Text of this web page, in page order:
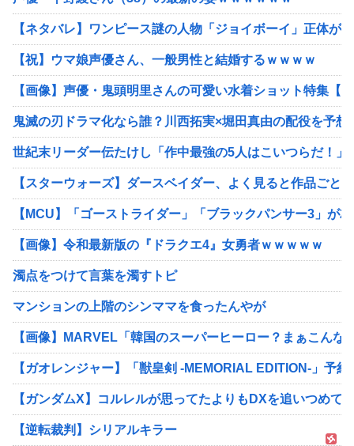
【ネタバレ】ワンピース謎の人物「ジョイボーイ」正体が
【祝】ウマ娘声優さん、一般男性と結婚するｗｗｗｗ
【画像】声優・鬼頭明里さんの可愛い水着ショット特集【
鬼滅の刃ドラマ化なら誰？川西拓実×堀田真由の配役を予想
世紀末リーダー伝たけし「作中最強の5人はこいつらだ！」
【スターウォーズ】ダースベイダー、よく見ると作品ごと
【MCU】「ゴーストライダー」「ブラックパンサー3」が
【画像】令和最新版の『ドラクエ4』女勇者ｗｗｗｗｗ
濁点をつけて言葉を濁すトピ
マンションの上階のシンママを食ったんやが
【画像】MARVEL「韓国のスーパーヒーロー？まぁこんな
【ガオレンジャー】「獣皇剣 -MEMORIAL EDITION-」予
【ガンダムX】コルレルが思ってたよりもDXを追いつめて
【逆転裁判】シリアルキラー